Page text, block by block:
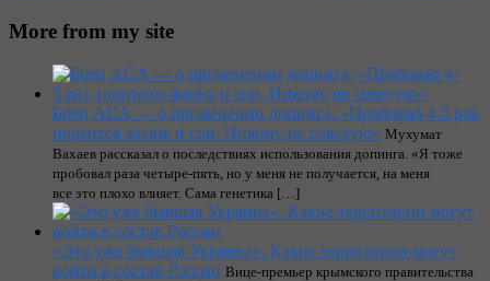
More from my site
Боец ACA — о применении допинга: «Пробовал 4-5 раз,
портится жизнь и сон. Никому не советую» Мухумат
Вахаев рассказал о последствиях использования допинга. «Я тоже
пробовал раза четыре-пять, но у меня не получается, на меня
все это плохо влияет. Сама генетика […]
«Это уже бывшая Украина». Какие территории могут
войти в состав России Вице-премьер крымского правительства